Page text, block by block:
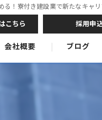
る！寮付き建設業で新たなキャ
こちら 採用申
会社概要 ブログ